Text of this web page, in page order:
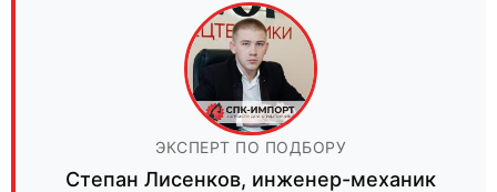
ЭКСПЕРТ ПО ПОДБОРУ
Степан Лисенков, инженер-механик